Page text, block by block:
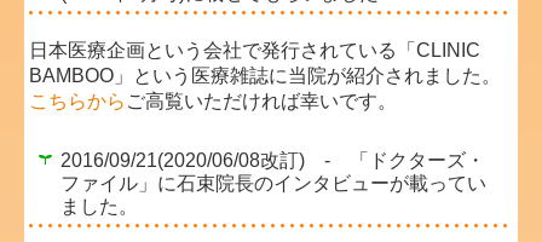
日本医療企画という会社で発行されている「CLINIC
BAMBOO」という医療雑誌に当院が紹介されました。
こちらから ご高覧いただければ幸いです。
2016/09/21(2020/06/08改訂) - 「ドクターズ・
ファイル」に石束院長のインタビューが載ってい
ました。